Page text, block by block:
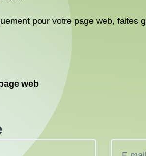
pour votre page web, faites
web